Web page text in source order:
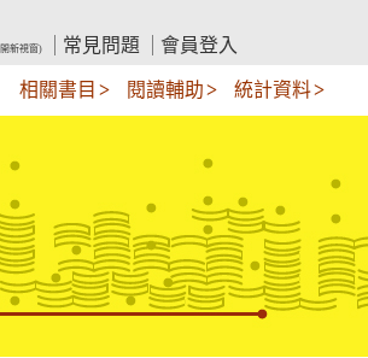
新視窗) 常見問題 會員登入
相關書目 閱讀輔助 統計資料